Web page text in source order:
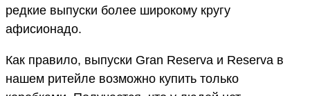
редкие выпуски более широкому кругу
афисионадо.
Как правило, выпуски Gran Reserva и Reserva в
нашем ритейле возможно купить только